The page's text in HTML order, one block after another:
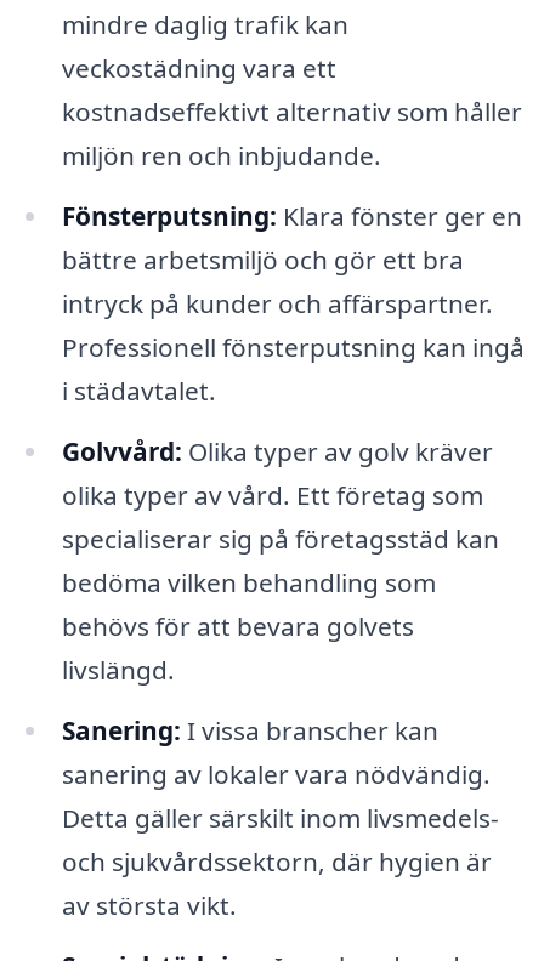
mindre daglig trafik kan
veckostädning vara ett
kostnadseffektivt alternativ som håller
miljön ren och inbjudande.
Fönsterputsning: Klara fönster ger en
bättre arbetsmiljö och gör ett bra
intryck på kunder och affärspartner.
Professionell fönsterputsning kan ingå
i städavtalet.
Golvvård: Olika typer av golv kräver
olika typer av vård. Ett företag som
specialiserar sig på företagsstäd kan
bedöma vilken behandling som
behövs för att bevara golvets
livslängd.
Sanering: I vissa branscher kan
sanering av lokaler vara nödvändig.
Detta gäller särskilt inom livsmedels-
och sjukvårdssektorn, där hygien är
av största vikt.